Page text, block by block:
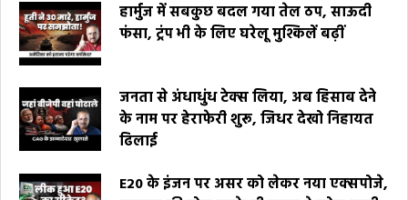
हार्मुज में सबकुछ बदल गया तेल ठप, साऊदी
फंसा, ट्रंप भी के लिए घरेलू मुश्किलें बढ़ीं
जनता से अंधाधुंध टेक्स लिया, अब हिसाब देने
के नाम पर हेराफेरी शुरू, जिधर देखो निहायत
ढिलाई
E20 के इंजन पर असर को लेकर नया एक्सपोजे,